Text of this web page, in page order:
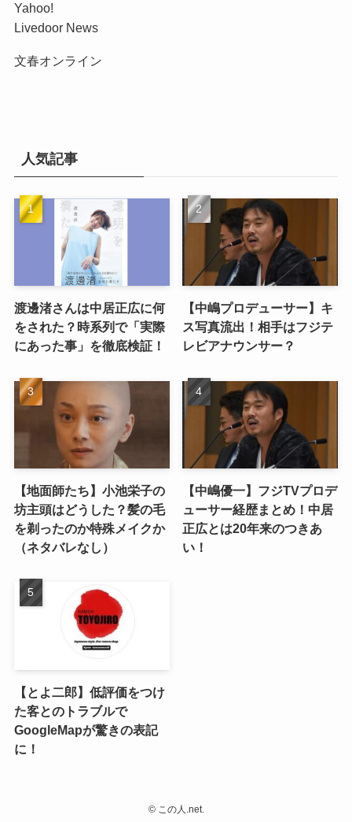
Yahoo!
Livedoor News
文春オンライン
人気記事
渡邊渚さんは中居正広に何
をされた？時系列で「実際
にあった事」を徹底検証！
【中嶋プロデューサー】キ
ス写真流出！相手はフジテ
レビアナウンサー？
【地面師たち】小池栄子の
坊主頭はどうした？髪の毛
を剃ったのか特殊メイクか
（ネタバレなし）
【中嶋優一】フジTVプロデ
ューサー経歴まとめ！中居
正広とは20年来のつきあ
い！
【とよ二郎】低評価をつけ
た客とのトラブルで
GoogleMapが驚きの表記
に！
©この人.net.